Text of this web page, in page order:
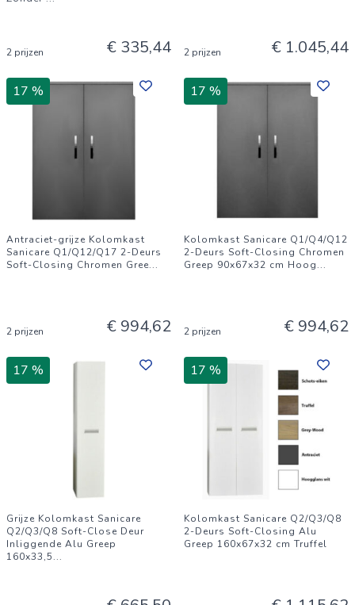
2 prijzen € 335,44 2 prijzen € 1.045,44
17 %
Antraciet-grijze Kolomkast
Sanicare Q1/Q12/Q17 2-Deurs
Soft-Closing Chromen Gree...
2 prijzen € 994,62
17 %
Kolomkast Sanicare Q1/Q4/Q12
2-Deurs Soft-Closing Chromen
Greep 90x67x32 cm Hoog...
2 prijzen € 994,62
17 %
Grijze Kolomkast Sanicare
Q2/Q3/Q8 Soft-Close Deur
Inliggende Alu Greep
160x33,5...
17 %
Kolomkast Sanicare Q2/Q3/Q8
2-Deurs Soft-Closing Alu
Greep 160x67x32 cm Truffel